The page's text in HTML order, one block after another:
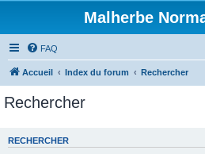
Malherbe
FAQ
Accueil Index du forum Rechercher
Rechercher
RECHERCHER